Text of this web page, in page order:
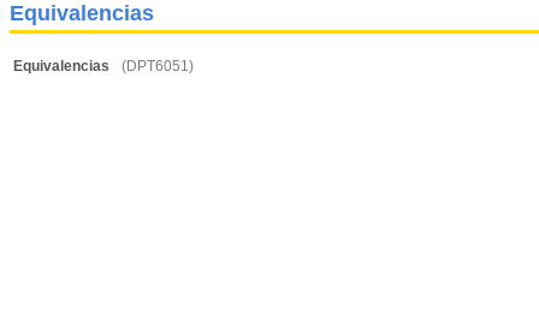
Equivalencias
Equivalencias (DPT6051)